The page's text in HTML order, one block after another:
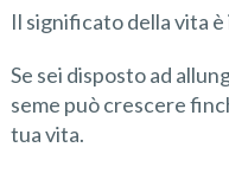
Il significato della vita è
Se sei disposto ad
seme può crescere
tua vita.